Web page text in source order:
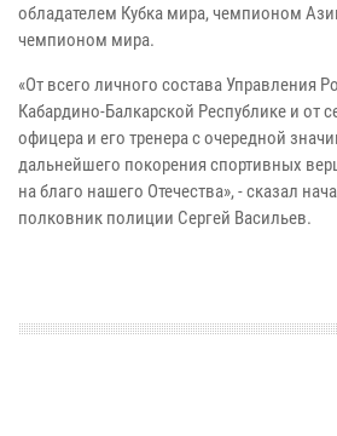
обладателем Кубка мира, чемпионом
чемпионом мира.
«От всего личного состава Управления
Кабардино-Балкарской Республике и от
офицера и его тренера с очередной
дальнейшего покорения спортивных
на благо нашего Отечества», - сказал
полковник полиции Сергей Васильев.